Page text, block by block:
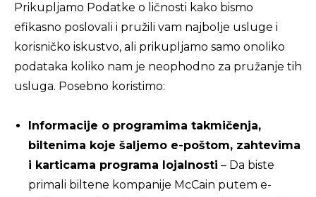
Prikupljamo Podatke o ličnosti kako bismo
efikasno poslovali i pružili vam najbolje usluge i
korisničko iskustvo, ali prikupljamo samo onoliko
podataka koliko nam je neophodno za pružanje tih
usluga. Posebno koristimo:
Informacije o programima takmičenja,
biltenima koje šaljemo e-poštom, zahtevima
i karticama programa lojalnosti – Da biste
primali biltene kompanije McCain putem e-